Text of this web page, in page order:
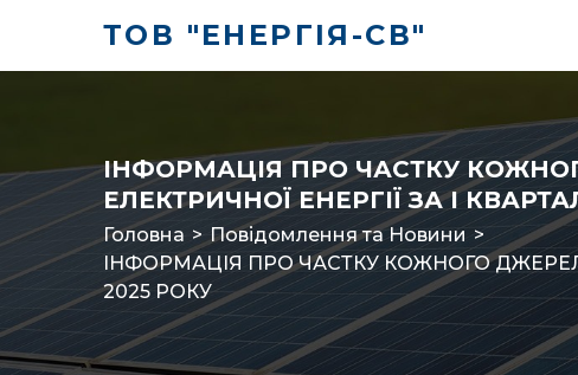
ТОВ "ЕНЕРГІЯ-СВ"
ІНФОРМАЦІЯ ПРО ЧАСТКУ
ЕЛЕКТРИЧНОЇ ЕНЕРГІЇ ЗА І
Головна > Повідомлення та Новини >
ІНФОРМАЦІЯ ПРО ЧАСТКУ КОЖНОГО
2025 РОКУ